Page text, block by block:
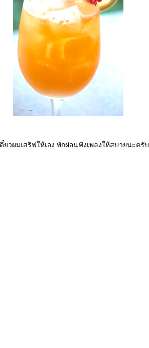
วผมเสริฟให้เอง พักผ่อนฟังเพลงให้สบายนะครับ